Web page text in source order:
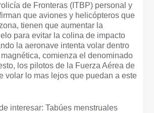
de Fronteras (ITBP) personal y
que aviones y helicópteros que
tienen que aumentar la
para evitar la colina de impacto
la aeronave intenta volar dentro
comienza el denominado
los pilotos de la Fuerza Aérea de
volar lo mas lejos que puedan a este
interesar: Tabúes menstruales